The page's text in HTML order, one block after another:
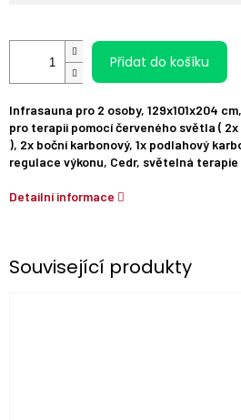
Přidat do košíku
Infrasauna pro 2 osoby, 129x101x204
pro terapii pomocí červeného světla (
), 2x boční karbonový, 1x podlahový
regulace výkonu, Cedr, světelná
Detailní informace
Související produkty